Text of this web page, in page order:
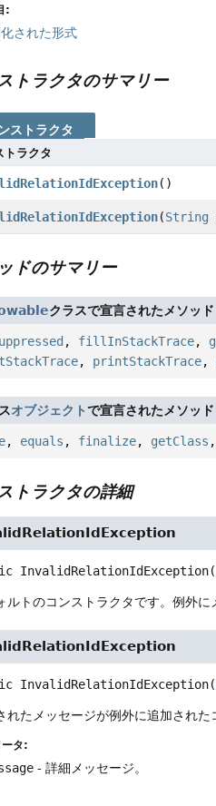
:
された形式
トラクタのサマリー
ストラクタ
トラクタ
()
(String
ドのサマリー
クラスで宣言されたメソッド
, fillInStackTrace,
, printStackTrace,
オブジェクトで宣言されたメソッド
, equals , finalize, getClass ,
トラクタの詳細
InvalidRelationIdException
ルトのコンストラクタです。例外に
InvalidRelationIdException(
れたメッセージが例外に追加された
タ:
- 詳細メッセージ。